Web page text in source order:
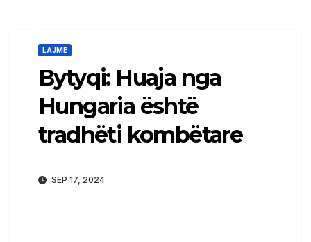
LAJME
Bytyqi: Huaja nga
Hungaria është
tradhëti kombëtare
SEP 17, 2024